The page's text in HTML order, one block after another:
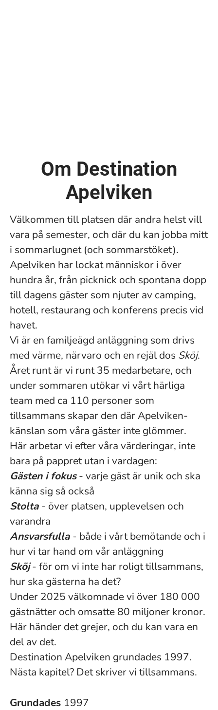
Om Destination
Apelviken
Välkommen till platsen där andra helst vill
vara på semester, och där du kan jobba mitt
i sommarlugnet (och sommarstöket).
Apelviken har lockat människor i över
hundra år, från picknick och spontana dopp
till dagens gäster som njuter av camping,
hotell, restaurang och konferens precis vid
havet.
Vi är en familjeägd anläggning som drivs
med värme, närvaro och en rejäl dos Sköj.
Året runt är vi runt 35 medarbetare, och
under sommaren utökar vi vårt härliga
team med ca 110 personer som
tillsammans skapar den där Apelviken-
känslan som våra gäster inte glömmer.
Här arbetar vi efter våra värderingar, inte
bara på pappret utan i vardagen:
Gästen i fokus- varje gäst är unik och ska
känna sig så också
Stolta - över platsen, upplevelsen och
varandra
Ansvarsfulla - både i vårt bemötande och i
hur vi tar hand om vår anläggning
Sköj- för om vi inte har roligt tillsammans,
hur ska gästerna ha det?
Under 2025 välkomnade vi över 180 000
gästnätter och omsatte 80 miljoner kronor.
Här händer det grejer, och du kan vara en
del av det.
Destination Apelviken grundades 1997.
Nästa kapitel? Det skriver vi tillsammans.
Grundades 1997